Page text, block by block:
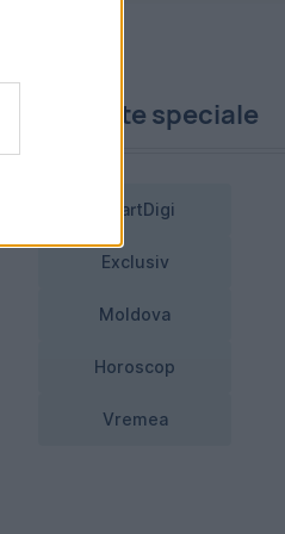
Proiecte speciale
SmartDigi
Exclusiv
Moldova
Horoscop
Vremea